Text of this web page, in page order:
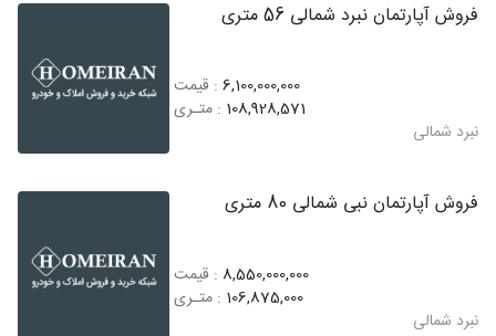
فروش آپارتمان نبرد شمالی 56 متری
6,100,000,000 : قیمت
108,928,571 : متـری
نبرد شمالی
فروش آپارتمان نبی شمالی 80 متری
8,550,000,000 : قیمت
106,875,000 : متـری
نبرد شمالی